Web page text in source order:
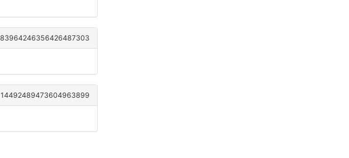
83964246356426487303
14492489473604963899